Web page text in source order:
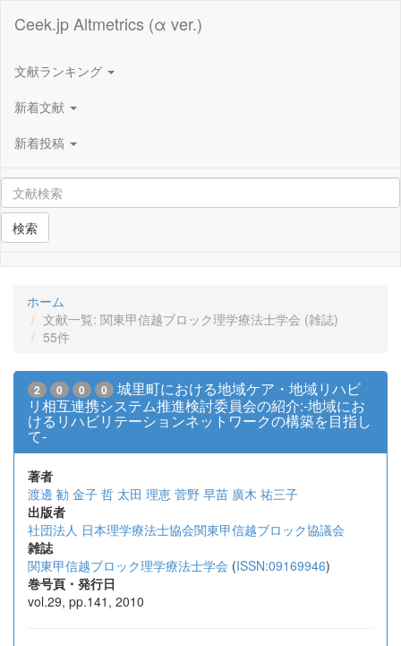
Ceek.jp Altmetrics (α ver.)
文献ランキング
新着文献
新着投稿
検索
ホーム
文献一覧: 関東甲信越ブロック理学療法士学会 (雑誌)
55件
2 0 0 0
城里町における地域ケア・地域リハビ
リ相互連携システム推進検討委員会の紹介:-地域にお
けるリハビリテーションネットワークの構築を目指し
て-
著者
渡邊 勧 金子 哲 太田 理恵 菅野 早苗 廣木 祐三子
出版者
社団法人 日本理学療法士協会関東甲信越ブロック協議会
雑誌
関東甲信越ブロック理学療法士学会 (ISSN:09169946)
巻号頁・発行日
vol.29, pp.141, 2010